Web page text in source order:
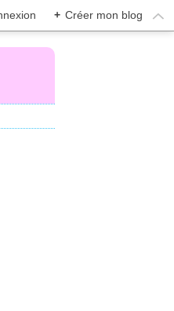
+ Créer mon blog